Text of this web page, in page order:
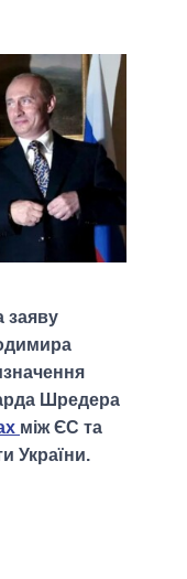
заяву
Шредера
між ЄС та
України.